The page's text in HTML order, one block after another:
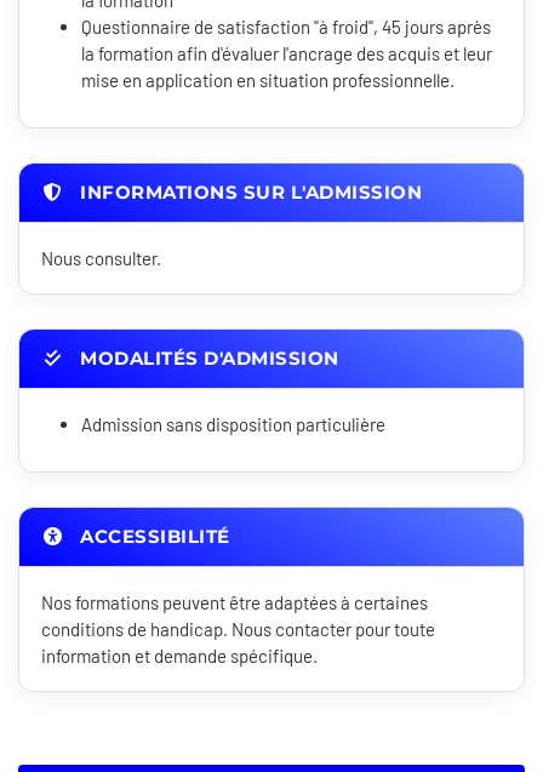
Questionnaire de satisfaction "à froid", 45 jours après
la formation afin d'évaluer l'ancrage des acquis et leur
mise en application en situation professionnelle.
INFORMATIONS SUR L'ADMISSION
Nous consulter.
MODALITÉS D'ADMISSION
Admission sans disposition particulière
ACCESSIBILITÉ
Nos formations peuvent être adaptées à certaines
conditions de handicap. Nous contacter pour toute
information et demande spécifique.